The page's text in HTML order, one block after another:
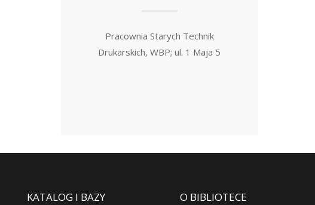
Pracownia Starych Technik
Drukarskich, WBP; ul. 1 Maja 5
KATALOG I BAZY O BIBLIOTECE